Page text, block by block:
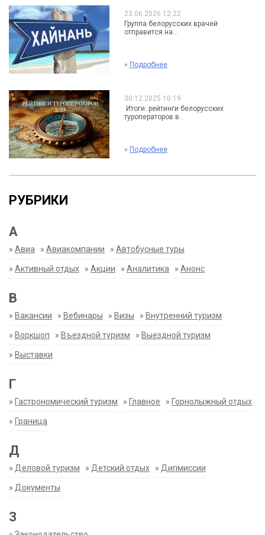
23.06.2026 12:22
Группа белорусских врачей
отправится на...
» Подробнее
30.12.2025 10:19
Итоги: рейтинги белорусских
туроператоров в...
» Подробнее
РУБРИКИ
А
» Авиа » Авиакомпании » Автобусные туры
» Активный отдых » Акции » Аналитика » Анонс
В
» Вакансии » Вебинары » Визы » Внутренний туризм
» Воркшоп » Въездной туризм » Выездной туризм
» Выставки
Г
» Гастрономический туризм » Главное » Горнолыжный отдых
» Граница
Д
» Деловой туризм » Детский отдых » Дипмиссии
» Документы
З